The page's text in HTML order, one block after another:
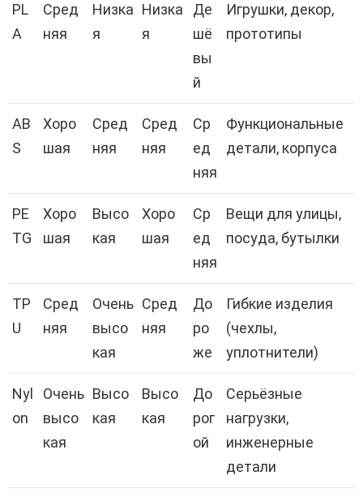
PL
A
Сред
няя
Низка
я
Низка
я
Де
шё
вы
й
Игрушки, декор,
прототипы
AB
S
Хоро
шая
Сред
няя
Сред
няя
Ср
ед
няя
Функциональные
детали, корпуса
PE
TG
Хоро
шая
Высо
кая
Хоро
шая
Ср
ед
няя
Вещи для улицы,
посуда, бутылки
TP
U
Сред
няя
Очень
высо
кая
Сред
няя
До
ро
же
Гибкие изделия
(чехлы,
уплотнители)
Nyl
on
Очень
высо
кая
Высо
кая
Высо
кая
До
рог
ой
Серьёзные
нагрузки,
инженерные
детали